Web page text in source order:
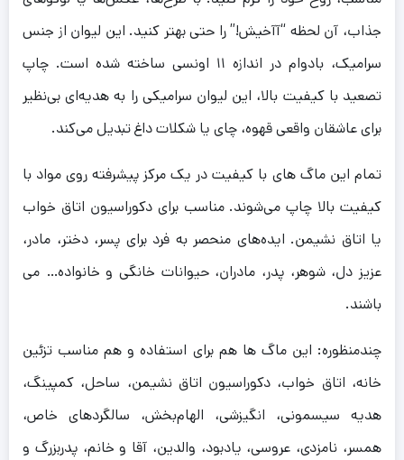
جذاب، آن لحظه “آآخیش!” را حتی بهتر کنید. این لیوان از جنس
سرامیک، بادوام در اندازه ۱۱ اونسی ساخته شده است. چاپ
تصعید با کیفیت بالا، این لیوان سرامیکی را به هدیه‌ای بی‌نظیر
برای عاشقان واقعی قهوه، چای یا شکلات داغ تبدیل می‌کند.
تمام این ماگ های با کیفیت در یک مرکز پیشرفته روی مواد با
کیفیت بالا چاپ می‌شوند. مناسب برای دکوراسیون اتاق خواب
یا اتاق نشیمن. ایده‌های منحصر به فرد برای پسر، دختر، مادر،
عزیز دل، شوهر، پدر، مادران، حیوانات خانگی و خانواده… می
باشند.
چندمنظوره: این ماگ ها هم برای استفاده و هم مناسب تزئین
خانه، اتاق خواب، دکوراسیون اتاق نشیمن، ساحل، کمپینگ،
هدیه سیسمونی، انگیزشی، الهام‌بخش، سالگردهای خاص،
همسر، نامزدی، عروسی، یادبود، والدین، آقا و خانم، پدربزرگ و